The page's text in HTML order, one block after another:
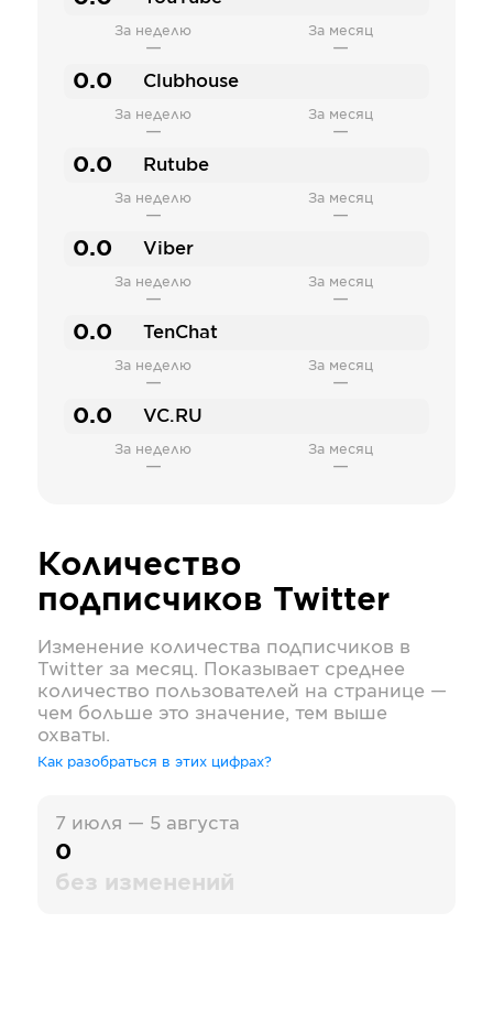
За неделю
—
За месяц
—
0.0 Clubhouse
За неделю
—
За месяц
—
0.0 Rutube
За неделю
—
За месяц
—
0.0 Viber
За неделю
—
За месяц
—
0.0 TenChat
За неделю
—
За месяц
—
0.0 VC.RU
За неделю
—
За месяц
—
Количество
подписчиков Twitter
Изменение количества подписчиков в
Twitter за месяц. Показывает среднее
количество пользователей на странице —
чем больше это значение, тем выше
охваты.
Как разобраться в этих цифрах?
7 июля — 5 августа
0
без изменений